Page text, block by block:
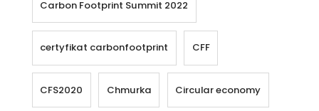
Carbon Footprint Summit 2022
certyfikat carbonfootprint CFF
CFS2020 Chmurka Circular economy